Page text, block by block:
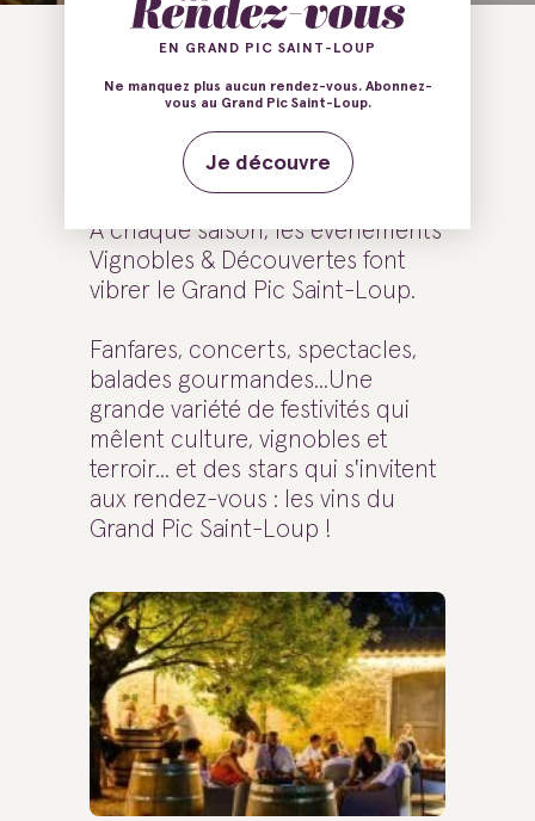
Vibrer aux
domaines
A chaque saison, les évènements
Vignobles & Découvertes font
vibrer le Grand Pic Saint-Loup.
Fanfares, concerts, spectacles,
balades gourmandes...Une
grande variété de festivités qui
mêlent culture, vignobles et
terroir... et des stars qui s'invitent
aux rendez-vous : les vins du
Grand Pic Saint-Loup !
EN GRAND PIC SAINT-LOUP
Ne manquez plus aucun rendez-vous. Abonnez-
vous au Grand Pic Saint-Loup.
Je découvre